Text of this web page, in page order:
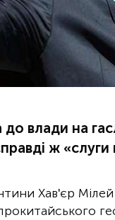
влади на
ж
Хав'єр Мілей